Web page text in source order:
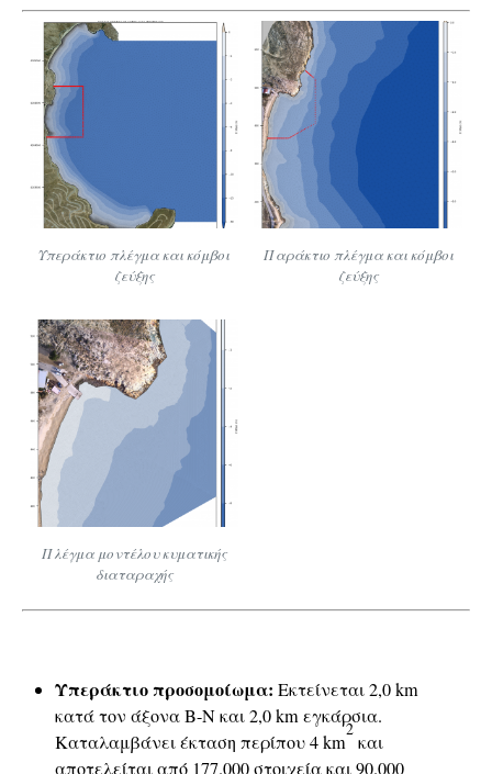
Υπεράκτιο πλέγμα και κόμβοι
ζεύξης
Παράκτιο πλέγμα και κόμβοι
ζεύξης
Πλέγμα μοντέλου κυματικής
διαταραχής
Υπεράκτιο προσομοίωμα: Εκτείνεται 2,0 km
κατά τον άξονα Β-Ν και 2,0 km εγκάρσια.
Καταλαμβάνει έκταση περίπου 4 km
2
και
αποτελείται από 177.000 στοιχεία και 90.000